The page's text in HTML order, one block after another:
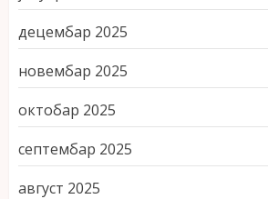
децембар 2025
новембар 2025
октобар 2025
септембар 2025
август 2025